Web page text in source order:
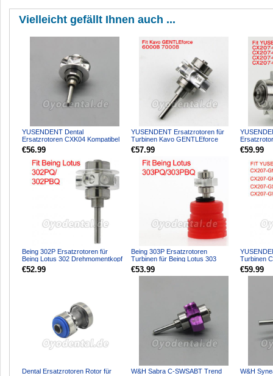
Vielleicht gefällt Ihnen auch ...
YUSENDENT Dental
Ersatzrotoren CXK04 Kompatibel
mit KAVO 8000
€56.99
YUSENDENT Ersatzrotoren für
Turbinen Kavo GENTLEforce
6000B 7000B K16 Kompatibel
€57.99
Glasfaser
Handstück
€59.99
Being 302P Ersatzrotoren für
Being Lotus 302 Drehmomentkopf
Handstück
€52.99
Being 303P Ersatzrotoren
Turbinen für Being Lotus 303
Drehmomentkopf Handstück
€53.99
Turbinen
Glasfaser
€59.99
Dental Ersatzrotoren Rotor für
W&H Sabra C-SWSABT Trend
W&H